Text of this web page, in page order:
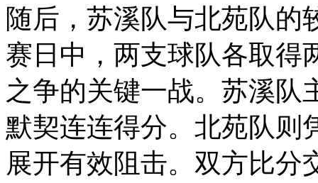
随后，苏溪队与北苑队的
赛日中，两支球队各取得
之争的关键一战。苏溪队
默契连连得分。北苑队则
展开有效阻击。双方比分